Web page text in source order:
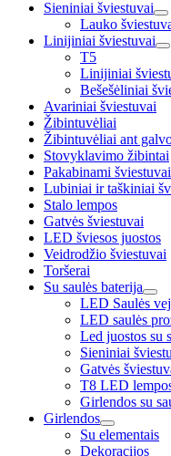
Sieniniai šviestuvai
Lauko
Linijiniai šviestuvai
T5
Linijiniai
Bešešėliniai
Avariniai šviestuvai
Žibintuvėliai
Žibintuvėliai ant
Stovyklavimo žibintai
Pakabinami šviestuvai
Lubiniai ir taškiniai
Stalo lempos
Gatvės šviestuvai
LED šviesos juostos
Veidrodžio šviestuvai
Toršerai
Su saulės baterija
LED Saulės
LED saulės
Led juostos su
Sieniniai
Gatvės
T8 LED
Girlendos su
Girlendos
Su elementais
Dekoracijos